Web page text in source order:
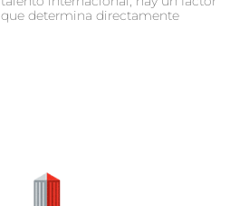
que determina directamente